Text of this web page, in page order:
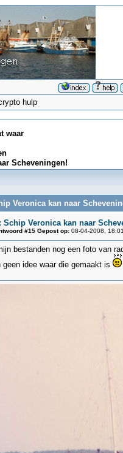
hulp
waar
Scheveningen!
Veronica kan naar
Schip Veronica kan naar
#15 Gepost op:08-04-2008,
bestanden nog een foto van
geen idee waar die gemaakt is